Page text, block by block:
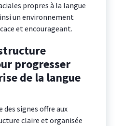
propres à la langue
un environnement
et encourageant.
progresser
de la langue
des signes offre aux
claire et organisée